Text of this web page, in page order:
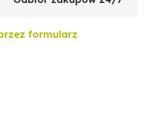
formularz